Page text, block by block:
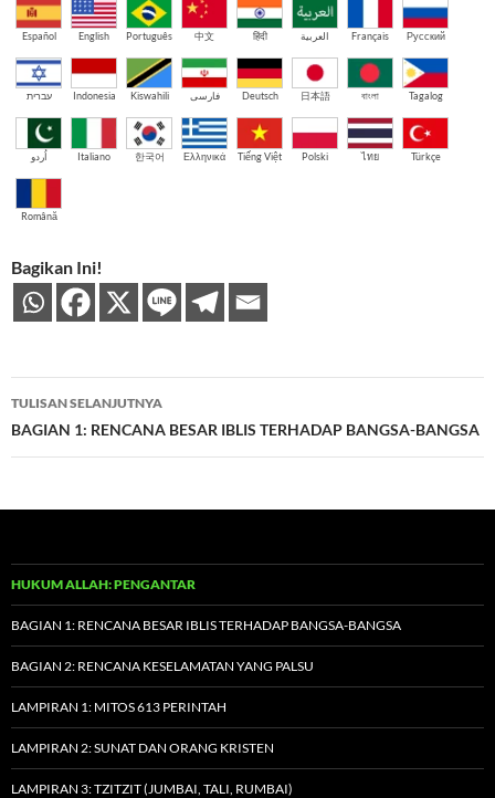
Español English Português 中文 हिंदी العربية Français Русский
עברית Indonesia Kiswahili فارسی Deutsch 日本語 বাংলা Tagalog
اُردو Italiano 한국어 Ελληνικά Tiếng Việt Polski ไทย Türkçe
Română
Bagikan Ini!
Navigasi
Tulisan
TULISAN SELANJUTNYA
BAGIAN 1: RENCANA BESAR IBLIS TERHADAP BANGSA-BANGSA
HUKUM ALLAH: PENGANTAR
BAGIAN 1: RENCANA BESAR IBLIS TERHADAP BANGSA-BANGSA
BAGIAN 2: RENCANA KESELAMATAN YANG PALSU
LAMPIRAN 1: MITOS 613 PERINTAH
LAMPIRAN 2: SUNAT DAN ORANG KRISTEN
LAMPIRAN 3: TZITZIT (JUMBAI, TALI, RUMBAI)